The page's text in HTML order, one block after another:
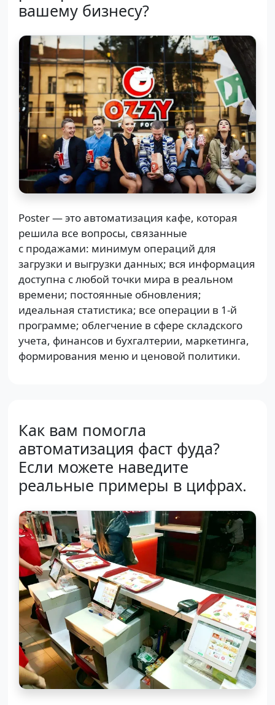
вашему бизнесу?
Poster — это автоматизация кафе, которая
решила все вопросы, связанные
с продажами: минимум операций для
загрузки и выгрузки данных; вся информация
доступна с любой точки мира в реальном
времени; постоянные обновления;
идеальная статистика; все операции в 1-й
программе; облегчение в сфере складского
учета, финансов и бухгалтерии, маркетинга,
формирования меню и ценовой политики.
Как вам помогла
автоматизация фаст фуда?
Если можете наведите
реальные примеры в цифрах.